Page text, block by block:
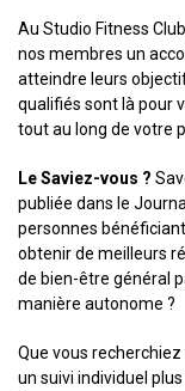
Au Studio Fitness
nos membres un
atteindre leurs
qualifiés sont là pour
tout au long de votre
Le Saviez-vous ?
publiée dans le
personnes
obtenir de meilleurs
de bien-être général
manière autonome ?
Que vous
un suivi individuel